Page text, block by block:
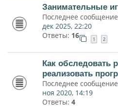
Занимательные
Последнее сообщение
дек 2025, 22:20
Ответы: 16 1 2
Как обследовать
реализовать
Последнее сообщение
ноя 2020, 14:19
Ответы: 4